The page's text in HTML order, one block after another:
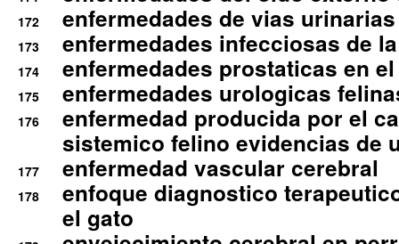
172 enfermedades de vias
173 enfermedades infecciosas de
174 enfermedades prostaticas en
175 enfermedades urologicas
176
enfermedad producida por el
sistemico felino evidencias de
177 enfermedad vascular cerebral
178
enfoque diagnostico
el gato